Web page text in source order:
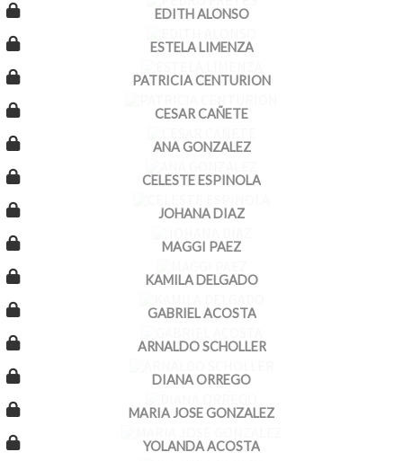
EDITH ALONSO
ESTELA LIMENZA
PATRICIA CENTURION
CESAR CAÑETE
ANA GONZALEZ
CELESTE ESPINOLA
JOHANA DIAZ
MAGGI PAEZ
KAMILA DELGADO
GABRIEL ACOSTA
ARNALDO SCHOLLER
DIANA ORREGO
MARIA JOSE GONZALEZ
YOLANDA ACOSTA